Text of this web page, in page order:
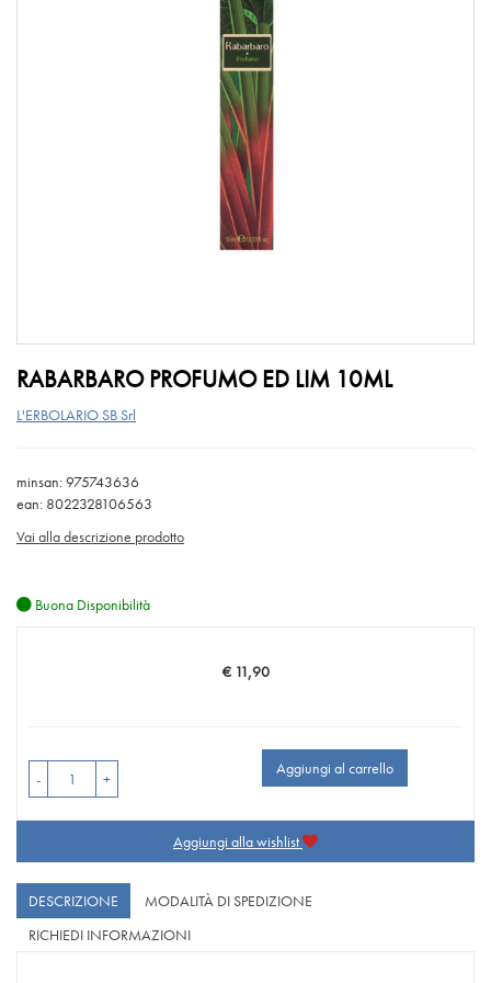
RABARBARO PROFUMO ED LIM 10ML
L'ERBOLARIO SB Srl
minsan: 975743636
ean: 8022328106563
Vai alla descrizione prodotto
Buona Disponibilità
Prezzo
€ 11,90
- +
Aggiungi al carrello
Aggiungi alla wishlist
DESCRIZIONE
MODALITÀ DI SPEDIZIONE
RICHIEDI INFORMAZIONI